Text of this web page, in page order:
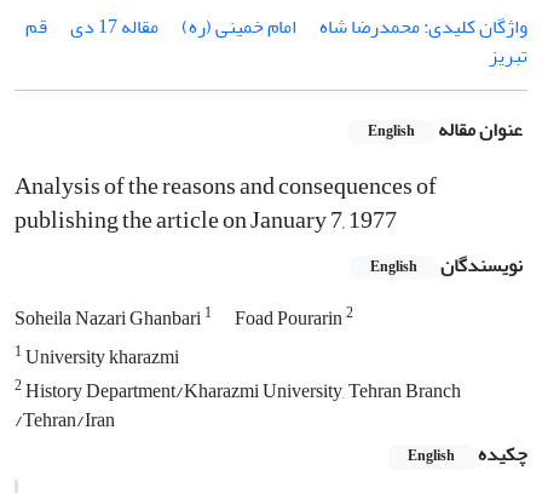
واژگان کلیدی: محمدرضا شاه
امام خمینی (ره) مقاله 17 دی
قم
تبریز
عنوان مقاله English
Analysis of the reasons and consequences of
publishing the article on January 7, 1977
نویسندگان English
Soheila Nazari Ghanbari1 Foad Pourarin2
1University kharazmi
2History Department/Kharazmi University, Tehran Branch
/Tehran/Iran
چکیده
English